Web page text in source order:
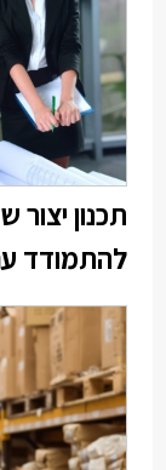
תכנון
להתמודד